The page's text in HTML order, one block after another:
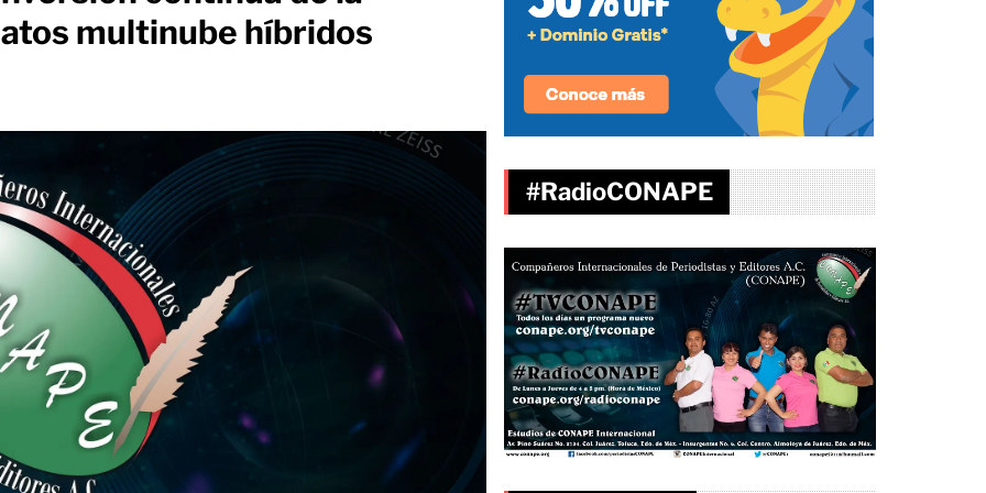
multinube híbridos
#RadioCONAPE